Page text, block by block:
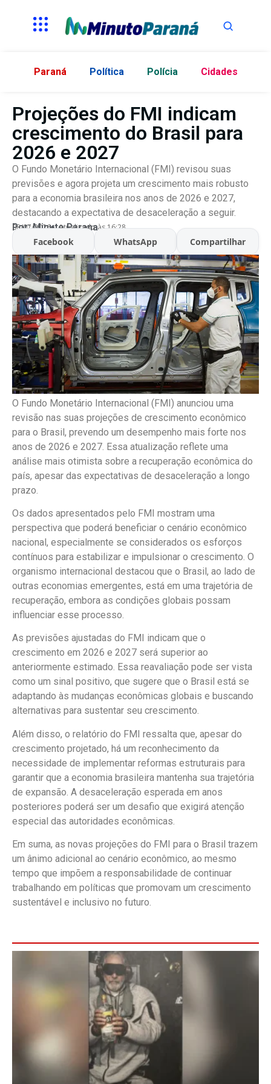
Paraná Política Polícia Cidades
Projeções do FMI indicam
crescimento do Brasil para
2026 e 2027
O Fundo Monetário Internacional (FMI) revisou suas
previsões e agora projeta um crescimento mais robusto
para a economia brasileira nos anos de 2026 e 2027,
destacando a expectativa de desaceleração a seguir.
Por:Minuto Parana
08/07/2026 Atualizado às 16:28
Facebook WhatsApp Compartilhar
O Fundo Monetário Internacional (FMI) anunciou uma
revisão nas suas projeções de crescimento econômico
para o Brasil, prevendo um desempenho mais forte nos
anos de 2026 e 2027. Essa atualização reflete uma
análise mais otimista sobre a recuperação econômica do
país, apesar das expectativas de desaceleração a longo
prazo.
Os dados apresentados pelo FMI mostram uma
perspectiva que poderá beneficiar o cenário econômico
nacional, especialmente se considerados os esforços
contínuos para estabilizar e impulsionar o crescimento. O
organismo internacional destacou que o Brasil, ao lado de
outras economias emergentes, está em uma trajetória de
recuperação, embora as condições globais possam
influenciar esse processo.
As previsões ajustadas do FMI indicam que o
crescimento em 2026 e 2027 será superior ao
anteriormente estimado. Essa reavaliação pode ser vista
como um sinal positivo, que sugere que o Brasil está se
adaptando às mudanças econômicas globais e buscando
alternativas para sustentar seu crescimento.
Além disso, o relatório do FMI ressalta que, apesar do
crescimento projetado, há um reconhecimento da
necessidade de implementar reformas estruturais para
garantir que a economia brasileira mantenha sua trajetória
de expansão. A desaceleração esperada em anos
posteriores poderá ser um desafio que exigirá atenção
especial das autoridades econômicas.
Em suma, as novas projeções do FMI para o Brasil trazem
um ânimo adicional ao cenário econômico, ao mesmo
tempo que impõem a responsabilidade de continuar
trabalhando em políticas que promovam um crescimento
sustentável e inclusivo no futuro.